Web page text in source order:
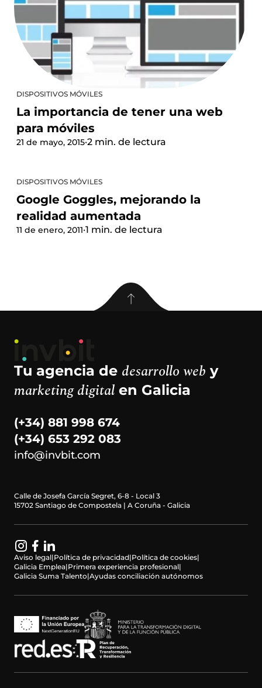
DISPOSITIVOS MÓVILES
La importancia de tener una web
para móviles
21 de mayo, 2015·2 min. de lectura
DISPOSITIVOS MÓVILES
Google Goggles, mejorando la
realidad aumentada
11 de enero, 2011·1 min. de lectura
Tu agencia de desarrollo web y
marketing digital en Galicia
(+34) 881 998 674
(+34) 653 292 083
info@invbit.com
Calle de Josefa García Segret, 6-8 - Local 3
15702 Santiago de Compostela | A Coruña - Galicia
Aviso legal|Política de privacidad|Política de cookies|
Galicia Emplea|Primera experiencia profesional|
Galicia Suma Talento|Ayudas conciliación autónomos